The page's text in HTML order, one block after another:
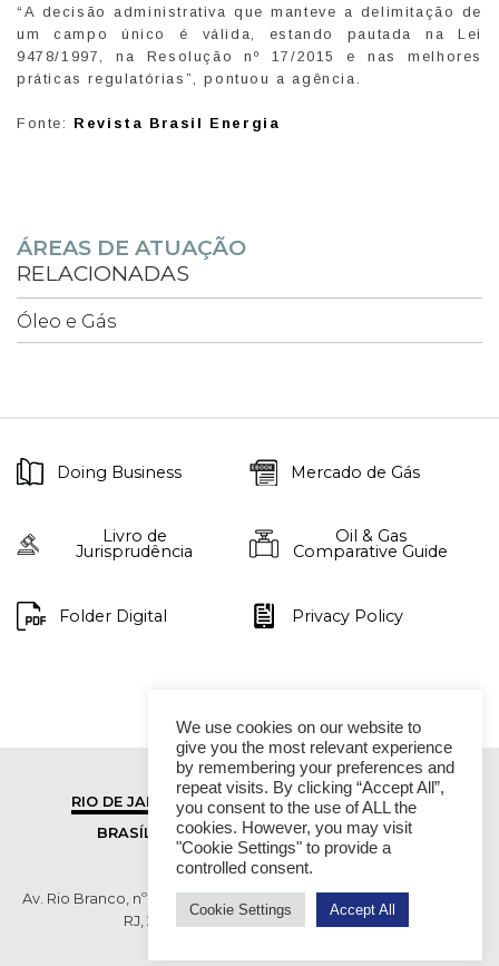
“A decisão administrativa que manteve a delimitação de
um campo único é válida, estando pautada na Lei
9478/1997, na Resolução nº 17/2015 e nas melhores
práticas regulatórias”, pontuou a agência.
Fonte: Revista Brasil Energia
ÁREAS DE ATUAÇÃO
RELACIONADAS
Óleo e Gás
Doing Business Mercado de Gás
Livro de
Jurisprudência
Oil & Gas
Comparative Guide
Folder Digital Privacy Policy
RIO DE JANEIRO
SÃO PAULO
BRASÍLIA
VITÓRIA
Av. Rio Branco, nº 01, 14º andar - Ed. RB1- Centro, Rio de Janeiro -
RJ, 20090-003 TEL (55 21) 2276 6200
We use cookies on our website to
give you the most relevant experience
by remembering your preferences and
repeat visits. By clicking “Accept All”,
you consent to the use of ALL the
cookies. However, you may visit
"Cookie Settings" to provide a
controlled consent.
Cookie Settings Accept All